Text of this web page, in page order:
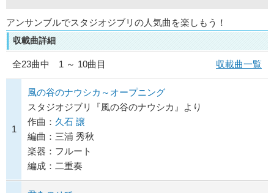
アンサンブルでスタジオジブリの人気曲を楽しもう！
収載曲詳細
全23曲中 1 ～ 10曲目 収載曲一覧
1
風の谷のナウシカ～オープニング
スタジオジブリ『風の谷のナウシカ』より
作曲： 久石 譲
編曲：三浦 秀秋
楽器：フルート
編成：二重奏